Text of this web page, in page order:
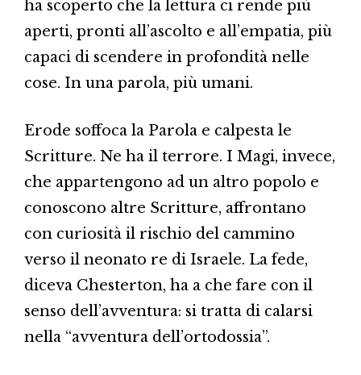
ha scoperto che la lettura ci rende più
aperti, pronti all’ascolto e all’empatia, più
capaci di scendere in profondità nelle
cose. In una parola, più umani.
Erode soffoca la Parola e calpesta le
Scritture. Ne ha il terrore. I Magi, invece,
che appartengono ad un altro popolo e
conoscono altre Scritture, affrontano
con curiosità il rischio del cammino
verso il neonato re di Israele. La fede,
diceva Chesterton, ha a che fare con il
senso dell’avventura: si tratta di calarsi
nella “avventura dell’ortodossia”.